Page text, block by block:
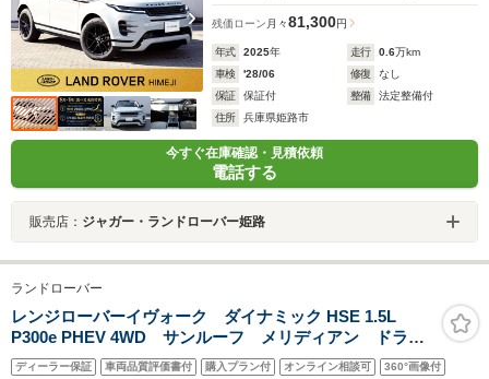
残価ローン 月々81,300円
年式 2025年 走行 0.6万km
車検
'28/06 修復
なし
保証
保証付 整備
法定整備付
住所
兵庫県姫路市
今すぐ在庫確認・見積依頼
電話する
販売店： ジャガー・ランドローバー姫路
ランドローバー
レンジローバーイヴォーク ダイナミック HSE 1.5L
P300e PHEV 4WD サンルーフ メリディアン ドラレ
コ
ディーラー保証 車両品質評価書付 購入プラン付 オンライン相談可 360°画像付